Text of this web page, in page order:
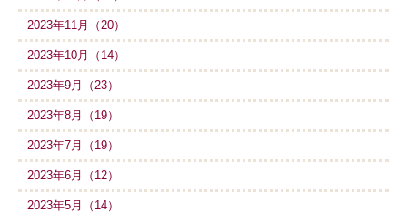
2023年11月（20）
2023年10月（14）
2023年9月（23）
2023年8月（19）
2023年7月（19）
2023年6月（12）
2023年5月（14）